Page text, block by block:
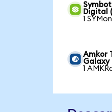
Digital
1
Amkor
Galaxy
1